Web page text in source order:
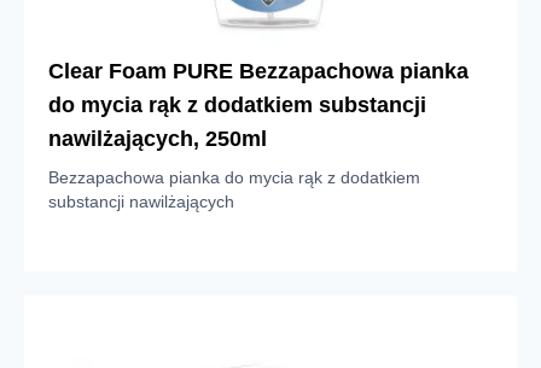
Clear Foam PURE Bezzapachowa pianka
do mycia rąk z dodatkiem substancji
nawilżających, 250ml
Bezzapachowa pianka do mycia rąk z dodatkiem
substancji nawilżających